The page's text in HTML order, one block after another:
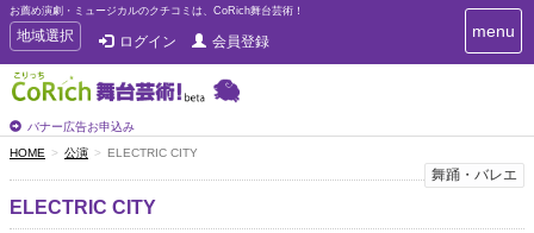
お薦め演劇・ミュージカルのクチコミは、CoRich舞台芸術！
T
o
g
g
e
n
a
v
i
地域選択 ログイン 会員登録
バナー広告お申込み
T
o
n
menu
HOME 公演 ELECTRIC CITY
舞踊・バレエ
ELECTRIC CITY